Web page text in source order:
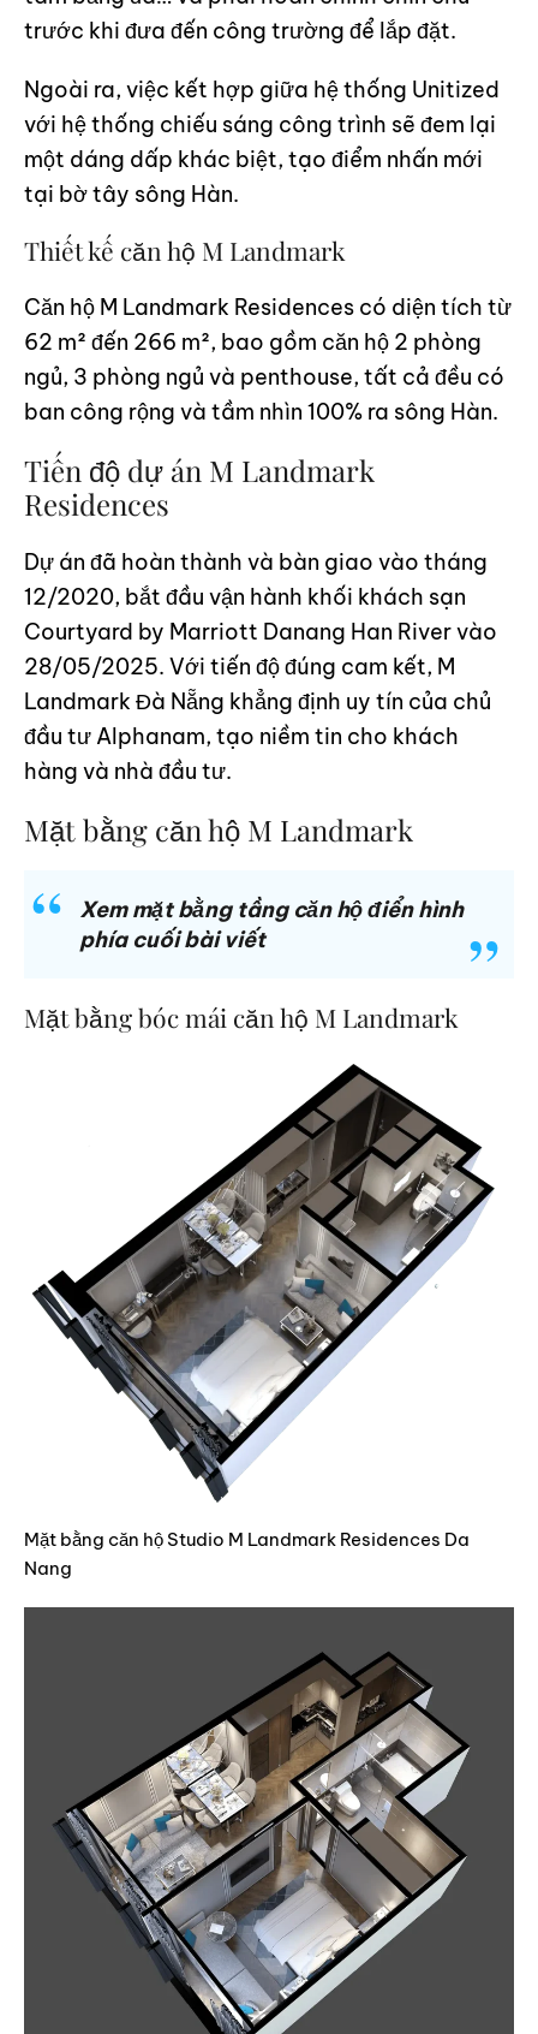
trước khi đưa đến công trường để lắp đặt.
Ngoài ra, việc kết hợp giữa hệ thống Unitized
với hệ thống chiếu sáng công trình sẽ đem lại
một dáng dấp khác biệt, tạo điểm nhấn mới
tại bờ tây sông Hàn.
Thiết kế căn hộ M Landmark
Căn hộ M Landmark Residences có diện tích từ
62 m² đến 266 m², bao gồm căn hộ 2 phòng
ngủ, 3 phòng ngủ và penthouse, tất cả đều có
ban công rộng và tầm nhìn 100% ra sông Hàn.
Tiến độ dự án M Landmark
Residences
Dự án đã hoàn thành và bàn giao vào tháng
12/2020, bắt đầu vận hành khối khách sạn
Courtyard by Marriott Danang Han River vào
28/05/2025. Với tiến độ đúng cam kết, M
Landmark Đà Nẵng khẳng định uy tín của chủ
đầu tư Alphanam, tạo niềm tin cho khách
hàng và nhà đầu tư.
Mặt bằng căn hộ M Landmark
Xem mặt bằng tầng căn hộ điển hình
phía cuối bài viết
Mặt bằng bóc mái căn hộ M Landmark
Mặt bằng căn hộ Studio M Landmark Residences Da
Nang